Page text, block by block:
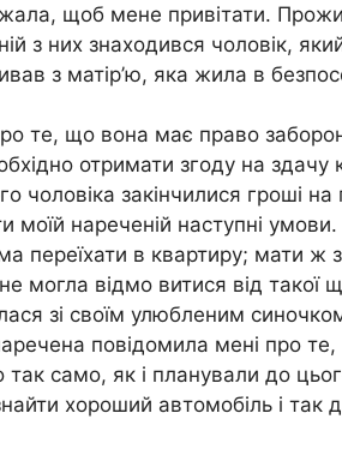
щоб мене привітати.
з них знаходився чоловік,
з матір’ю, яка жила в
те, що вона має право
отримати згоду на здачу
чоловіка закінчилися гроші
моїй нареченій наступні
переїхати в квартиру; мати ж
могла відмо витися від такої
зі своїм улюбленим
повідомила мені про те,
само, як і планували до
хороший автомобіль і так